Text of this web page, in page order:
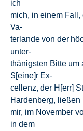
ich
mich, in einem Fall,
Va-
terlande von der
unter-
thänigsten Bitte um
S[eine]r Ex-
cellenz, der H[err]
Hardenberg, ließen
mir, im November
in dem